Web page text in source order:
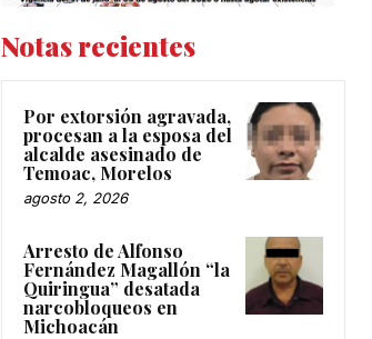
Notas recientes
Por extorsión agravada,
procesan a la esposa del
alcalde asesinado de
Temoac, Morelos
agosto 2, 2026
Arresto de Alfonso
Fernández Magallón “la
Quiringua” desatada
narcobloqueos en
Michoacán